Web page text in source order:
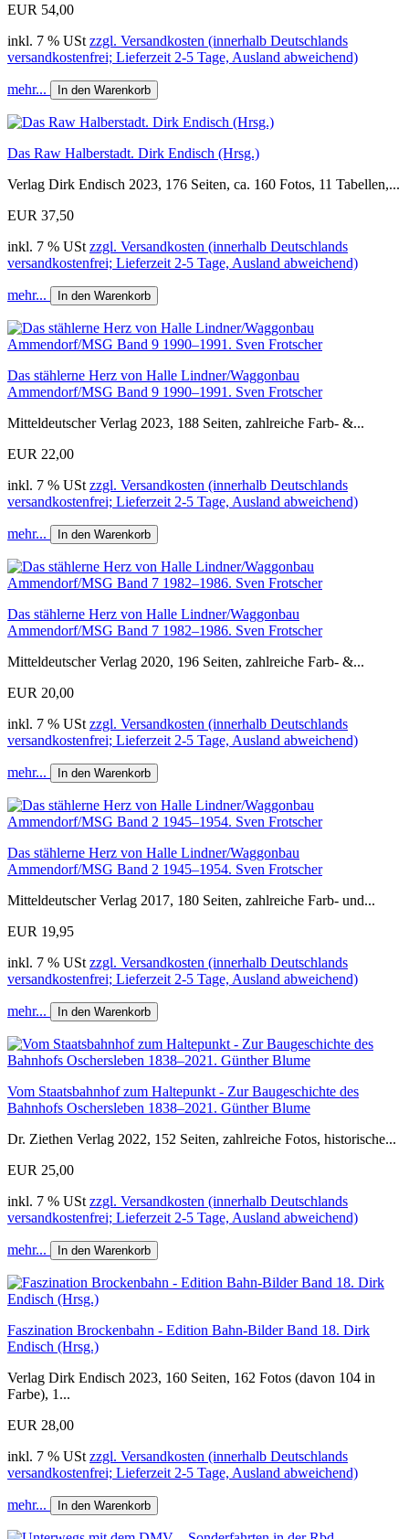
EUR 54,00
inkl. 7 % USt zzgl. Versandkosten (innerhalb Deutschlands
versandkostenfrei; Lieferzeit 2-5 Tage, Ausland abweichend)
mehr... In den Warenkorb
Das Raw Halberstadt. Dirk Endisch (Hrsg.)
Verlag Dirk Endisch 2023, 176 Seiten, ca. 160 Fotos, 11 Tabellen,...
EUR 37,50
inkl. 7 % USt zzgl. Versandkosten (innerhalb Deutschlands
versandkostenfrei; Lieferzeit 2-5 Tage, Ausland abweichend)
mehr... In den Warenkorb
Das stählerne Herz von Halle Lindner/Waggonbau
Ammendorf/MSG Band 9 1990–1991. Sven Frotscher
Mitteldeutscher Verlag 2023, 188 Seiten, zahlreiche Farb- &...
EUR 22,00
inkl. 7 % USt zzgl. Versandkosten (innerhalb Deutschlands
versandkostenfrei; Lieferzeit 2-5 Tage, Ausland abweichend)
mehr... In den Warenkorb
Das stählerne Herz von Halle Lindner/Waggonbau
Ammendorf/MSG Band 7 1982–1986. Sven Frotscher
Mitteldeutscher Verlag 2020, 196 Seiten, zahlreiche Farb- &...
EUR 20,00
inkl. 7 % USt zzgl. Versandkosten (innerhalb Deutschlands
versandkostenfrei; Lieferzeit 2-5 Tage, Ausland abweichend)
mehr... In den Warenkorb
Das stählerne Herz von Halle Lindner/Waggonbau
Ammendorf/MSG Band 2 1945–1954. Sven Frotscher
Mitteldeutscher Verlag 2017, 180 Seiten, zahlreiche Farb- und...
EUR 19,95
inkl. 7 % USt zzgl. Versandkosten (innerhalb Deutschlands
versandkostenfrei; Lieferzeit 2-5 Tage, Ausland abweichend)
mehr... In den Warenkorb
Vom Staatsbahnhof zum Haltepunkt - Zur Baugeschichte des
Bahnhofs Oschersleben 1838–2021. Günther Blume
Dr. Ziethen Verlag 2022, 152 Seiten, zahlreiche Fotos, historische...
EUR 25,00
inkl. 7 % USt zzgl. Versandkosten (innerhalb Deutschlands
versandkostenfrei; Lieferzeit 2-5 Tage, Ausland abweichend)
mehr... In den Warenkorb
Faszination Brockenbahn - Edition Bahn-Bilder Band 18. Dirk
Endisch (Hrsg.)
Verlag Dirk Endisch 2023, 160 Seiten, 162 Fotos (davon 104 in
Farbe), 1...
EUR 28,00
inkl. 7 % USt zzgl. Versandkosten (innerhalb Deutschlands
versandkostenfrei; Lieferzeit 2-5 Tage, Ausland abweichend)
mehr... In den Warenkorb